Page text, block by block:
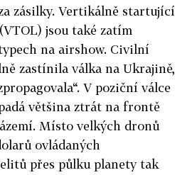
zásilky. Vertikálně startující
jsou také zatím
na airshow. Civilní
zastínila válka na Ukrajině,
V poziční válce
většina ztrát na frontě
Místo velkých dronů
ovládaných
přes půlku planety tak